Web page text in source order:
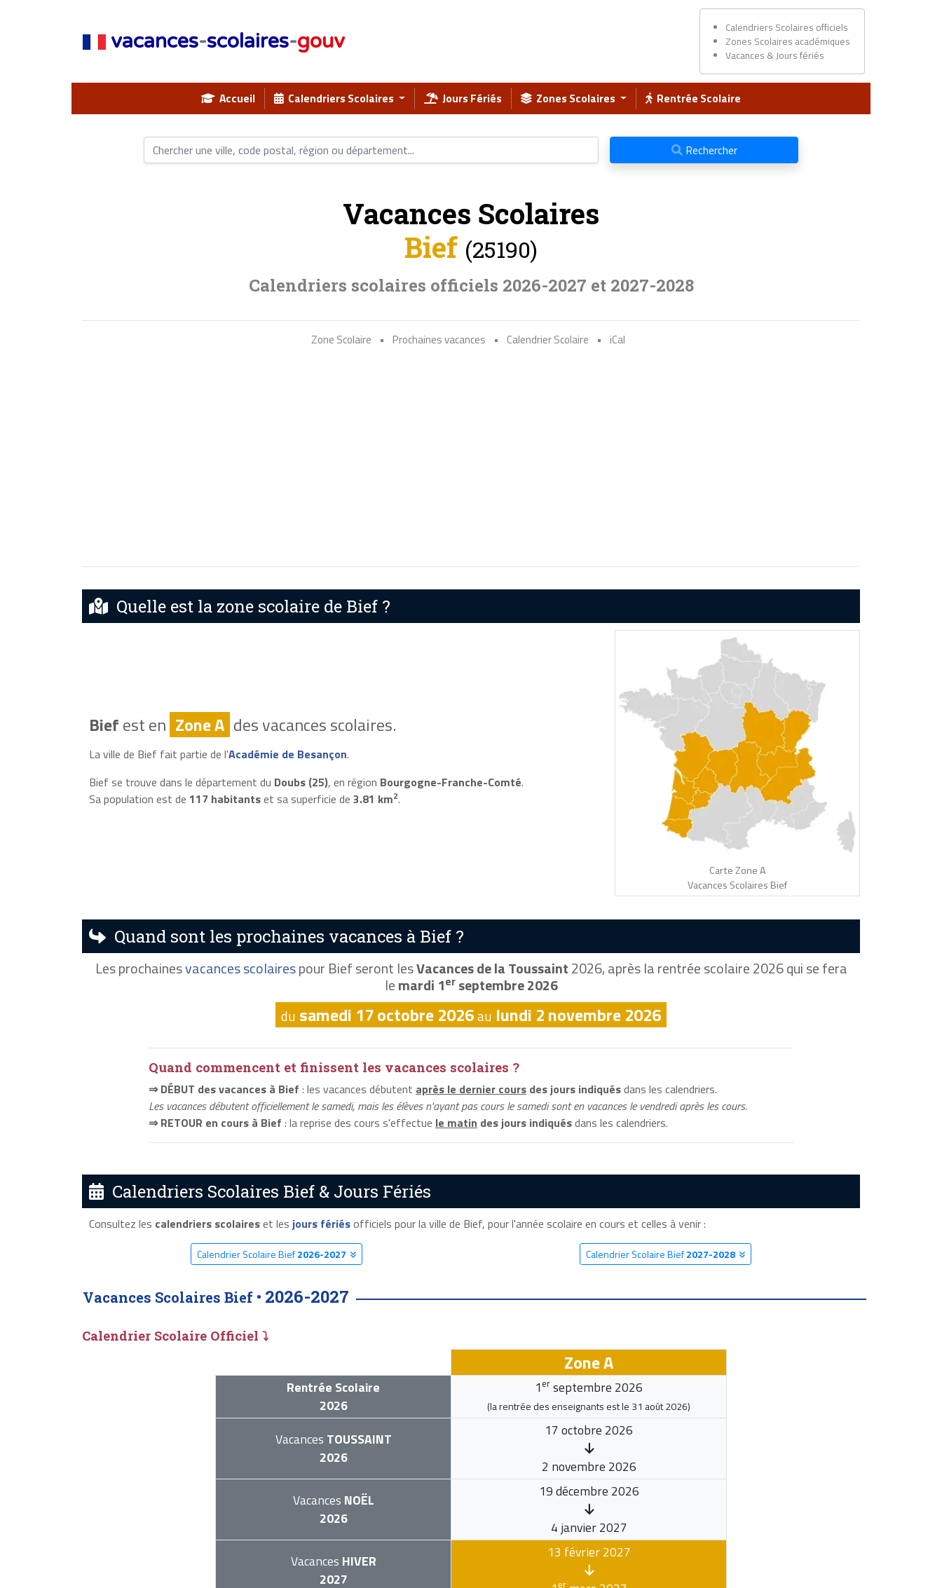
vacances-scolaires-gouv
Calendriers Scolaires officiels
Zones Scolaires académiques
Vacances & Jours fériés
Accueil Calendriers Scolaires Jours Fériés Zones Scolaires Rentrée Scolaire
Rechercher
Vacances Scolaires
Bief (25190)
Calendriers scolaires officiels 2026-2027 et 2027-2028
Zone Scolaire • Prochaines vacances • Calendrier Scolaire • iCal
Quelle est la zone scolaire de Bief ?
Biefest en Zone A des vacances scolaires.
La ville de Bief fait partie de l'Académie de Besançon.
Bief se trouve dans le département du Doubs (25), en région Bourgogne-Franche-Comté.
Sa population est de 117 habitantset sa superficie de 3.81 km2.
Carte Zone A
Vacances Scolaires Bief
Quand sont les prochaines vacances à Bief ?
Les prochainesvacances scolairespour Bief seront lesVacances de la Toussaint2026, après la rentrée scolaire 2026 qui se fera
lemardi 1erseptembre 2026
du samedi 17 octobre 2026au lundi 2 novembre 2026
Quand commencent et finissent les vacances scolaires ?
⇒ DÉBUT des vacances à Bief : les vacances débutent après le dernier cours des jours indiquésdans les calendriers.
Les vacances débutent officiellement le samedi, mais les élèves n'ayant pas cours le samedi sont en vacances le vendredi après les cours.
⇒ RETOUR en cours à Bief : la reprise des cours s'effectue le matin des jours indiquésdans les calendriers.
Calendriers Scolaires Bief & Jours Fériés
Consultez les calendriers scolaireset les jours fériésofficiels pour la ville de Bief, pour l'année scolaire en cours et celles à venir :
Calendrier Scolaire Bief2026-2027 Calendrier Scolaire Bief2027-2028
Vacances Scolaires Bief • 2026-2027
Calendrier Scolaire Officiel ⤵
Zone A
Rentrée Scolaire
2026
1 er septembre 2026
(la rentrée des enseignants est le 31 août 2026)
Vacances TOUSSAINT
2026
17 octobre 2026
2 novembre 2026
Vacances NOËL
2026
19 décembre 2026
4 janvier 2027
Vacances HIVER
2027
13 février 2027
er